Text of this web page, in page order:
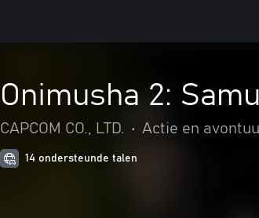
Onimusha 2:
CAPCOM CO., LTD. • Actie en
14 ondersteunde talen